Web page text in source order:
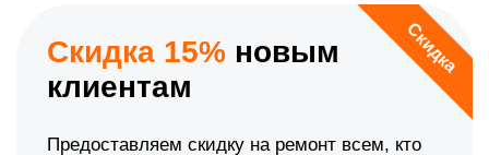
Скидка
Скидка 15% новым
клиентам
Предоставляем скидку на ремонт всем, кто